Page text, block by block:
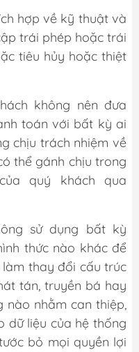
hợp về kỹ thuật và
trái phép hoặc trái
tiêu hủy hoặc thiệt
không nên đưa
toán với bất kỳ ai
chịu trách nhiệm về
thể gánh chịu trong
quý khách qua
sử dụng bất kỳ
thức nào khác để
thay đổi cấu trúc
tán, truyền bá hay
nhằm can thiệp,
dữ liệu của hệ thống
bỏ mọi quyền lợi